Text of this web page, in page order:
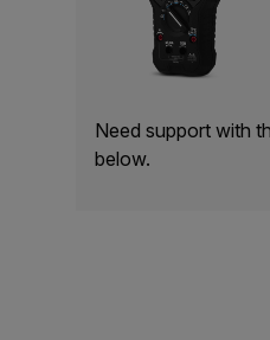
Need support with
below.